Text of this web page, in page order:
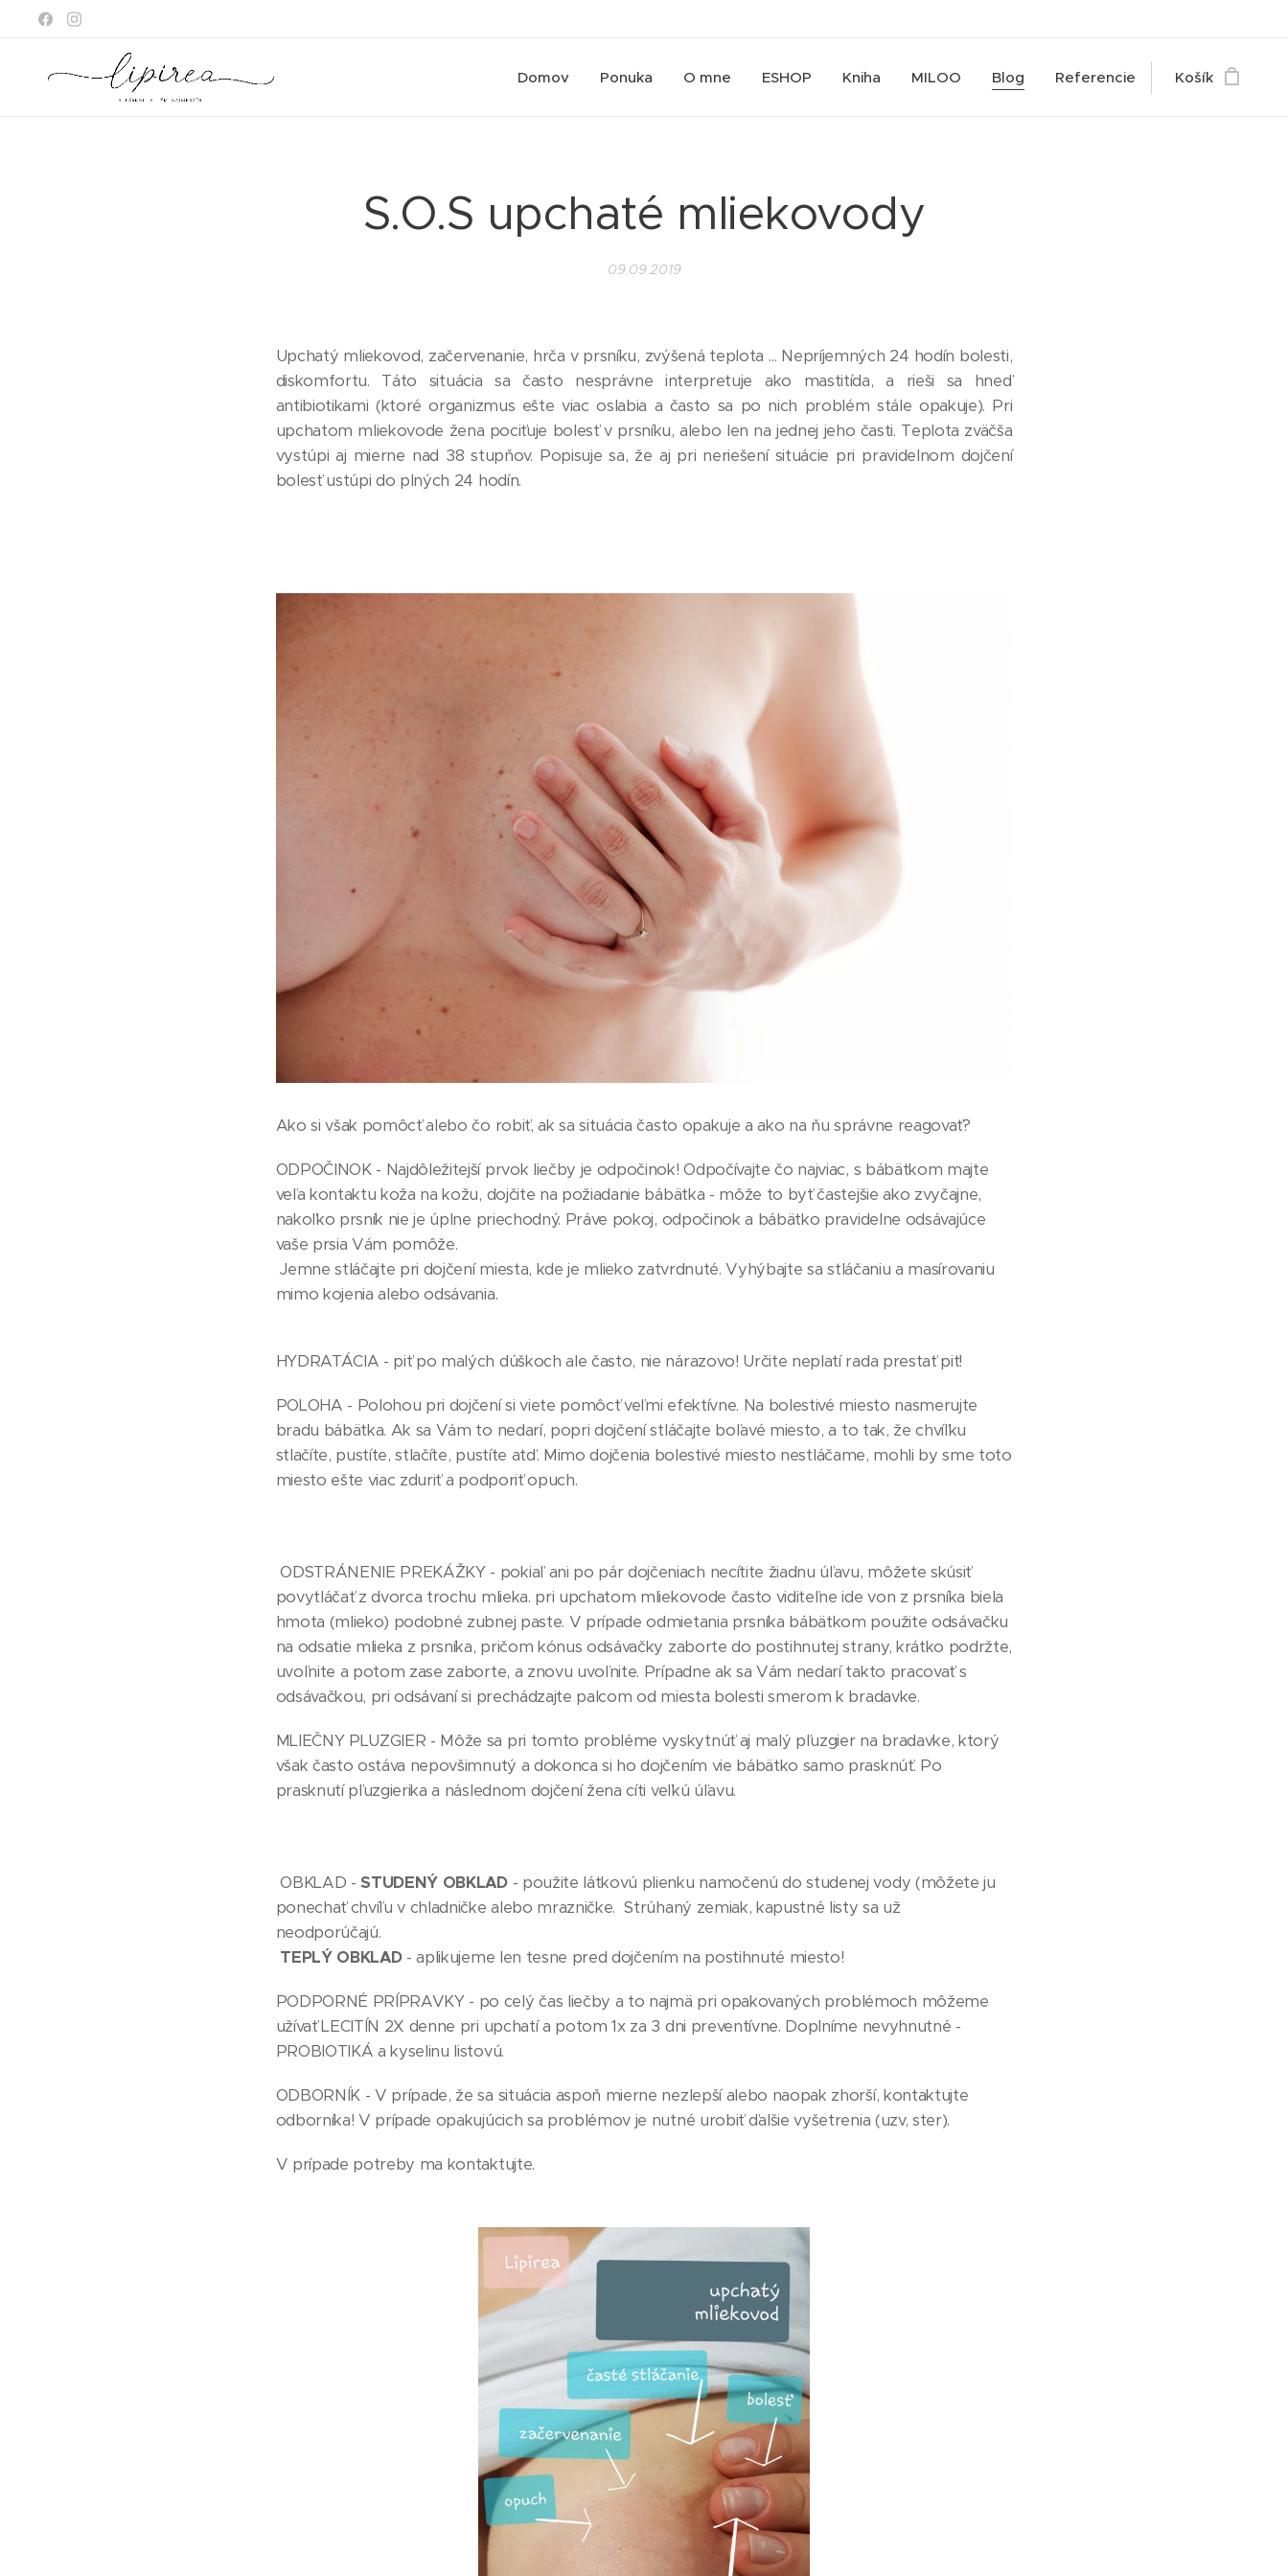
Domov Ponuka O mne ESHOP Kniha MILOO Blog Referencie Košík
S.O.S upchaté mliekovody
09.09.2019
Upchatý mliekovod, začervenanie, hrča v prsníku, zvýšená teplota ... Nepríjemných 24 hodín bolesti,
diskomfortu. Táto situácia sa často nesprávne interpretuje ako mastitída, a rieši sa hneď
antibiotikami (ktoré organizmus ešte viac oslabia a často sa po nich problém stále opakuje). Pri
upchatom mliekovode žena pociťuje bolesť v prsníku, alebo len na jednej jeho časti. Teplota zväčša
vystúpi aj mierne nad 38 stupňov. Popisuje sa, že aj pri neriešení situácie pri pravidelnom dojčení
bolesť ustúpi do plných 24 hodín.
Ako si však pomôcť alebo čo robiť, ak sa situácia často opakuje a ako na ňu správne reagovať?
ODPOČINOK - Najdôležitejší prvok liečby je odpočinok! Odpočívajte čo najviac, s bábätkom majte
veľa kontaktu koža na kožu, dojčite na požiadanie bábätka - môže to byť častejšie ako zvyčajne,
nakoľko prsník nie je úplne priechodný. Práve pokoj, odpočinok a bábätko pravidelne odsávajúce
vaše prsia Vám pomôže.
Jemne stláčajte pri dojčení miesta, kde je mlieko zatvrdnuté. Vyhýbajte sa stláčaniu a masírovaniu
mimo kojenia alebo odsávania.
HYDRATÁCIA - piť po malých dúškoch ale často, nie nárazovo! Určite neplatí rada prestať piť!
POLOHA - Polohou pri dojčení si viete pomôcť veľmi efektívne. Na bolestivé miesto nasmerujte
bradu bábätka. Ak sa Vám to nedarí, popri dojčení stláčajte boľavé miesto, a to tak, že chvíľku
stlačíte, pustíte, stlačíte, pustíte atď. Mimo dojčenia bolestivé miesto nestláčame, mohli by sme toto
miesto ešte viac zduriť a podporiť opuch.
ODSTRÁNENIE PREKÁŽKY - pokiaľ ani po pár dojčeniach necítite žiadnu úľavu, môžete skúsiť
povytláčať z dvorca trochu mlieka. pri upchatom mliekovode často viditeľne ide von z prsníka biela
hmota (mlieko) podobné zubnej paste. V prípade odmietania prsníka bábätkom použite odsávačku
na odsatie mlieka z prsníka, pričom kónus odsávačky zaborte do postihnutej strany, krátko podržte,
uvoľnite a potom zase zaborte, a znovu uvoľnite. Prípadne ak sa Vám nedarí takto pracovať s
odsávačkou, pri odsávaní si prechádzajte palcom od miesta bolesti smerom k bradavke.
MLIEČNY PLUZGIER - Môže sa pri tomto probléme vyskytnúť aj malý pľuzgier na bradavke, ktorý
však často ostáva nepovšimnutý a dokonca si ho dojčením vie bábätko samo prasknúť. Po
prasknutí pľuzgierika a následnom dojčení žena cíti veľkú úľavu.
OBKLAD - STUDENÝ OBKLAD- použite látkovú plienku namočenú do studenej vody (môžete ju
ponechať chvíľu v chladničke alebo mrazničke. Strúhaný zemiak, kapustné listy sa už
neodporúčajú.
TEPLÝ OBKLAD- aplikujeme len tesne pred dojčením na postihnuté miesto!
PODPORNÉ PRÍPRAVKY - po celý čas liečby a to najmä pri opakovaných problémoch môžeme
užívať LECITÍN 2X denne pri upchatí a potom 1x za 3 dni preventívne. Doplníme nevyhnutné -
PROBIOTIKÁ a kyselinu listovú.
ODBORNÍK - V prípade, že sa situácia aspoň mierne nezlepší alebo naopak zhorší, kontaktujte
odborníka! V prípade opakujúcich sa problémov je nutné urobiť ďalšie vyšetrenia (uzv, ster).
V prípade potreby ma kontaktujte.